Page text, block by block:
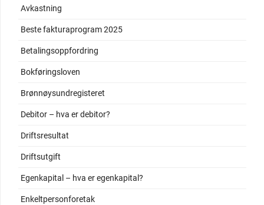
Avkastning
Beste fakturaprogram 2025
Betalingsoppfordring
Bokføringsloven
Brønnøysundregisteret
Debitor – hva er debitor?
Driftsresultat
Driftsutgift
Egenkapital – hva er egenkapital?
Enkeltpersonforetak